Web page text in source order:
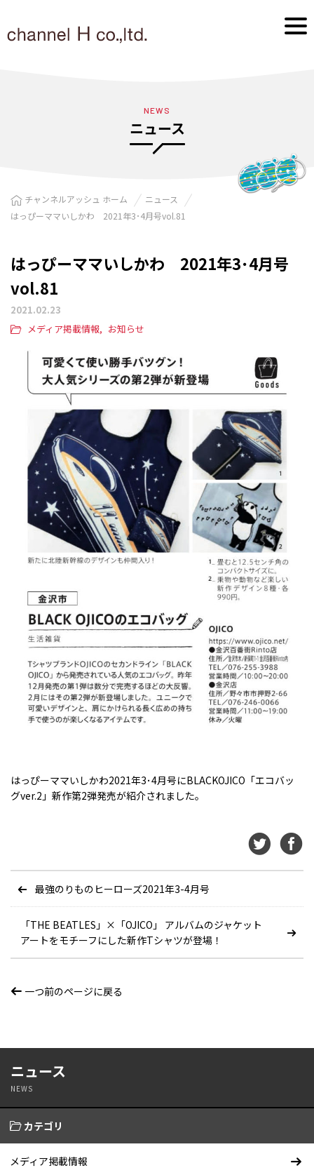
NEWS
ニュース
チャンネルアッシュ ホーム
ニュース
はっぴーママいしかわ 2021年3･4月号vol.81
はっぴーママいしかわ 2021年3･4月号
vol.81
2021.02.23
メディア掲載情報
お知らせ
はっぴーママいしかわ2021年3･4月号にBLACKOJICO「エコバッ
グver.2」新作第2弾発売が紹介されました。
最強のりものヒーローズ2021年3-4月号
「THE BEATLES」×「OJICO」 アルバムのジャケット
アートをモチーフにした新作Tシャツが登場！
一つ前のページに戻る
ニュース
NEWS
カテゴリ
メディア掲載情報